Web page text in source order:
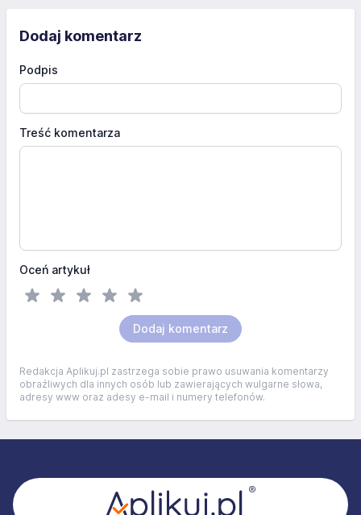
Dodaj komentarz
Podpis
Treść komentarza
Oceń artykuł
Dodaj komentarz
Redakcja Aplikuj.pl zastrzega sobie prawo usuwania komentarzy
obraźliwych dla innych osób lub zawierających wulgarne słowa,
adresy www oraz adesy e-mail i numery telefonów.